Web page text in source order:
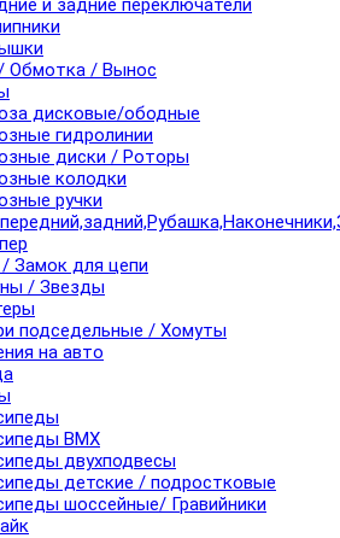
и задние переключатели
Обмотка / Вынос
дисковые/ободные
гидролинии
диски / Роторы
колодки
ручки
Замок для цепи
/ Звезды
подседельные / Хомуты
на авто
BMX
двухподвесы
детские / подростковые
шоссейные/ Гравийники